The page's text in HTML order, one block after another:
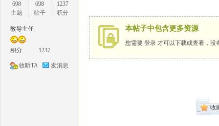
698
主题
698
帖子
1237
积分
教导主任
积分 1237
收听TA 发消息
本帖子中包含更多资源
您需要 登录 才可以下载或查看，没
收